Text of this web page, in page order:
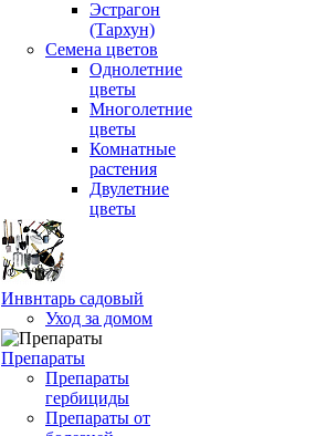
Эстрагон
(Тархун)
Семена цветов
Однолетние
цветы
Многолетние
цветы
Комнатные
растения
Двулетние
цветы
Инвнтарь садовый
Уход за домом
Препараты
Препараты
гербициды
Препараты от